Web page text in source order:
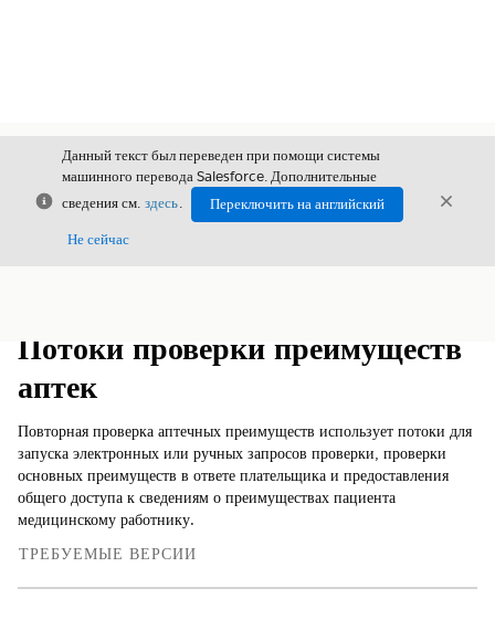
Закрыть
Данный текст был переведен при помощи системы
машинного перевода Salesforce. Дополнительные
сведения см. здесь.
Переключить на английский
Не сейчас
Потоки проверки преимуществ
аптек
Повторная проверка аптечных преимуществ использует потоки для
запуска электронных или ручных запросов проверки, проверки
основных преимуществ в ответе плательщика и предоставления
общего доступа к сведениям о преимуществах пациента
медицинскому работнику.
ТРЕБУЕМЫЕ ВЕРСИИ